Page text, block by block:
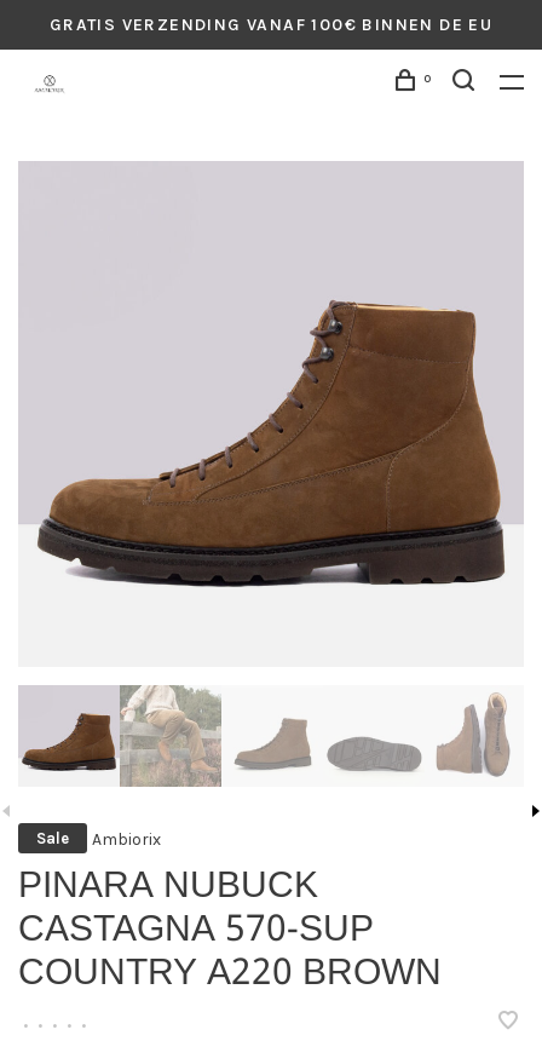
GRATIS VERZENDING VANAF 100€ BINNEN DE EU
0
Sale Ambiorix
PINARA NUBUCK
CASTAGNA 570-SUP
COUNTRY A220 BROWN
• • • • •